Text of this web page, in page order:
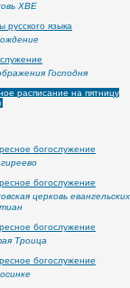
ХВЕ
русского языка
Господня
расписание на пятницу
богослужение
богослужение
церковь евангельских
богослужение
Троица
богослужение